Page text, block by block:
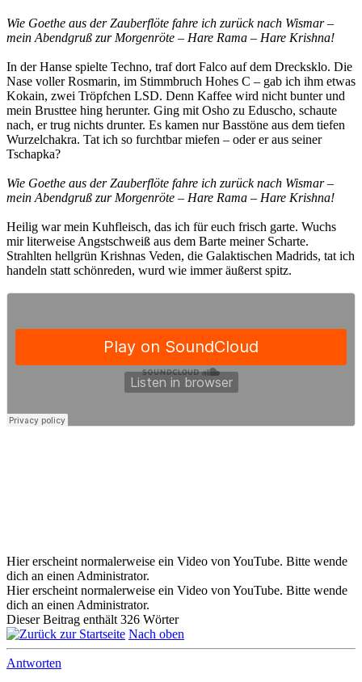
Wie Goethe aus der Zauberflöte fahre ich zurück nach Wismar –
mein Abendgruß zur Morgenröte – Hare Rama – Hare Krishna!
In der Hanse spielte Techno, traf dort Falco auf dem Drecksklo. Die
Nase voller Rosmarin, im Stimmbruch Hohes C – gab ich ihm etwas
Kokain, zwei Tröpfchen LSD. Denn Kaffee wird nicht bunter und
mein Brusttee hing herunter. Ging mit Osho zu Eduscho, schaute
nach, er trug nichts drunter. Es kamen nur Basstöne aus dem tiefen
Wurzelchakra. Tat ich so furchtbar miefen – oder er aus seiner
Tschapka?
Wie Goethe aus der Zauberflöte fahre ich zurück nach Wismar –
mein Abendgruß zur Morgenröte – Hare Rama – Hare Krishna!
Heilig war mein Kuhfleisch, das ich für euch frisch garte. Wuchs
mir literweise Angstschweiß aus dem Barte meiner Scharte.
Strahlten hellgrün Krishnas Veden, die Galaktischen Madrids, tat ich
handeln statt schönreden, wurd wie immer äußerst spitz.
Hier erscheint normalerweise ein Video von YouTube. Bitte wende
dich an einen Administrator.
Hier erscheint normalerweise ein Video von YouTube. Bitte wende
dich an einen Administrator.
Dieser Beitrag enthält 326 Wörter
Nach oben
Antworten